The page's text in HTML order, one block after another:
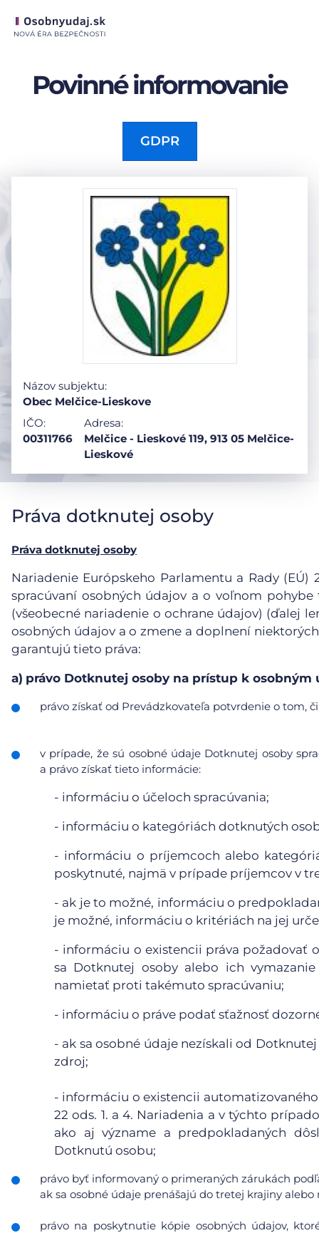
Povinné informovanie
GDPR
Názov subjektu:
Obec Melčice-Lieskove
IČO:
00311766
Adresa:
Melčice - Lieskové 119, 913 05 Melčice-
Lieskové
Práva dotknutej osoby
Práva dotknutej osoby
Nariadenie Európskeho Parlamentu a Rady (EÚ)
spracúvaní osobných údajov a o voľnom
(všeobecné nariadenie o ochrane údajov) (ďalej
osobných údajov a o zmene a doplnení
garantujú tieto práva:
a) právo Dotknutej osoby na prístup k osobným
právo získať od Prevádzkovateľa potvrdenie o tom,
v prípade, že sú osobné údaje Dotknutej osoby
a právo získať tieto informácie:
- informáciu o účeloch spracúvania;
- informáciu o kategóriách dotknutých
- informáciu o príjemcoch alebo
poskytnuté, najmä v prípade príjemcov v
- ak je to možné, informáciu o
je možné, informáciu o kritériách na jej
- informáciu o existencii práva požadovať
sa Dotknutej osoby alebo ich
namietať proti takémuto spracúvaniu;
- informáciu o práve podať sťažnosť
- ak sa osobné údaje nezískali od
zdroj;
- informáciu o existencii
22 ods. 1. a 4. Nariadenia a v týchto
ako aj význame a predpokladaných
Dotknutú osobu;
právo byť informovaný o primeraných zárukách
ak sa osobné údaje prenášajú do tretej krajiny
právo na poskytnutie kópie osobných údajov,